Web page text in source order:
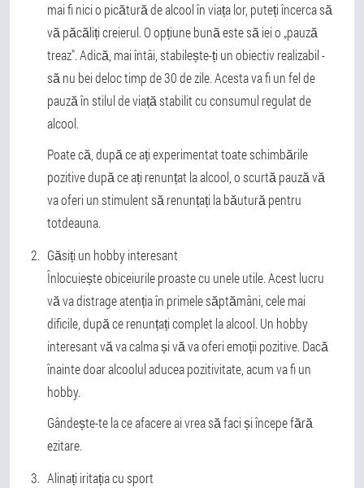
mai fi nici o picătură de alcool în viața lor, puteți încerca să
vă păcăliți creierul. O opțiune bună este să iei o „pauză
treaz". Adică, mai întâi, stabilește-ți un obiectiv realizabil -
să nu bei deloc timp de 30 de zile. Acesta va fi un fel de
pauză în stilul de viață stabilit cu consumul regulat de
alcool.
Poate că, după ce ați experimentat toate schimbările
pozitive după ce ați renunțat la alcool, o scurtă pauză vă
va oferi un stimulent să renunțați la băutură pentru
totdeauna.
Găsiți un hobby interesant
Înlocuiește obiceiurile proaste cu unele utile. Acest lucru
vă va distrage atenția în primele săptămâni, cele mai
dificile, după ce renunțați complet la alcool. Un hobby
interesant vă va calma și vă va oferi emoții pozitive. Dacă
înainte doar alcoolul aducea pozitivitate, acum va fi un
hobby.
Gândește-te la ce afacere ai vrea să faci și începe fără
ezitare.
Alinați iritația cu sport